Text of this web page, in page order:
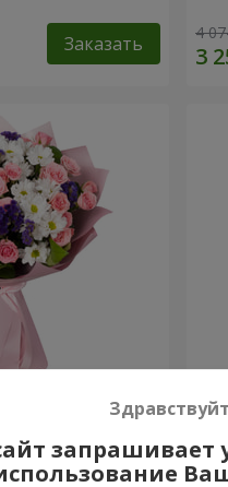
Заказать 4
Заказать 1
запрашивает